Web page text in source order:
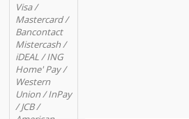
Visa /
Mastercard /
Bancontact
Mistercash /
iDEAL / ING
Home' Pay /
Western
Union / InPay
/ JCB /